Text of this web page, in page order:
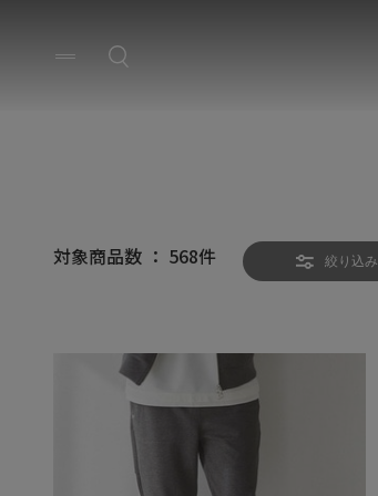
対象商品数 ： 568件 絞り込み